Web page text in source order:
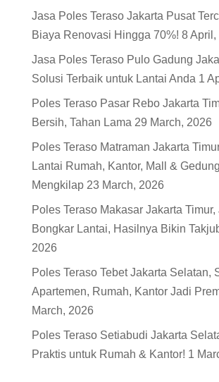
Jasa Poles Teraso Jakarta Pusat
Biaya Renovasi Hingga 70%! 8 April,
Jasa Poles Teraso Pulo Gadung
Solusi Terbaik untuk Lantai Anda 1
Poles Teraso Pasar Rebo Jakarta
Bersih, Tahan Lama 29 March, 2026
Poles Teraso Matraman Jakarta
Lantai Rumah, Kantor, Mall &
Mengkilap 23 March, 2026
Poles Teraso Makasar Jakarta Timur,
Bongkar Lantai, Hasilnya Bikin
2026
Poles Teraso Tebet Jakarta Selatan,
Apartemen, Rumah, Kantor Jadi
March, 2026
Poles Teraso Setiabudi Jakarta
Praktis untuk Rumah & Kantor! 1